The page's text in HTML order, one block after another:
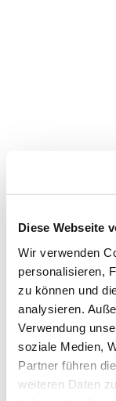
Diese Webseite
Wir verwenden
personalisieren,
zu können und
analysieren.
Verwendung
soziale Medien,
Partner führen
weiteren Daten